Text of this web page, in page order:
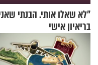
"לא שאלו אותי. הבנתי
בריאיון אישי